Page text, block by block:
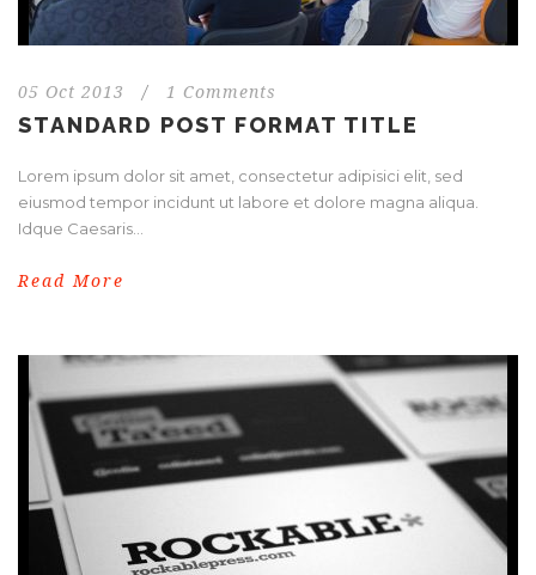
05 Oct 2013 / 1 Comments
STANDARD POST FORMAT TITLE
Lorem ipsum dolor sit amet, consectetur adipisici elit, sed
eiusmod tempor incidunt ut labore et dolore magna aliqua.
Idque Caesaris...
Read More